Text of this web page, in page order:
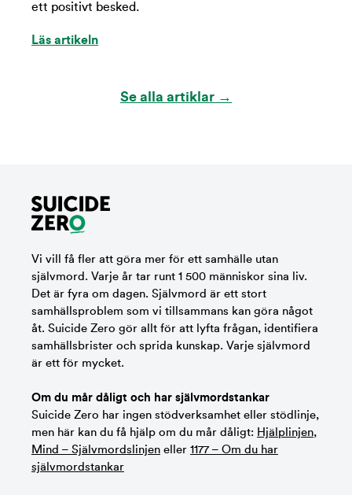
ett positivt besked.
Läs artikeln
Se alla artiklar →
Vi vill få fler att göra mer för ett samhälle utan
självmord. Varje år tar runt 1 500 människor sina liv.
Det är fyra om dagen. Självmord är ett stort
samhällsproblem som vi tillsammans kan göra något
åt. Suicide Zero gör allt för att lyfta frågan, identifiera
samhällsbrister och sprida kunskap. Varje självmord
är ett för mycket.
Om du mår dåligt och har självmordstankar
Suicide Zero har ingen stödverksamhet eller stödlinje,
men här kan du få hjälp om du mår dåligt: Hjälplinjen,
Mind – Självmordslinjen eller 1177 – Om du har
självmordstankar